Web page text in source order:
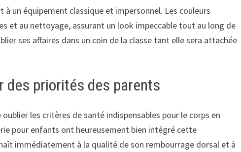
un équipement classique et impersonnel. Les couleurs
et au nettoyage, assurant un look impeccable tout au long de
ses affaires dans un coin de la classe tant elle sera attachée
priorités des parents
les critères de santé indispensables pour le corps en
pour enfants ont heureusement bien intégré cette
immédiatement à la qualité de son rembourrage dorsal et à